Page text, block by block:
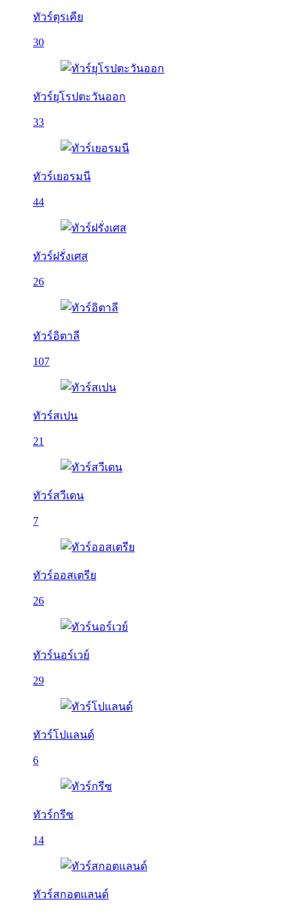
ทัวร์ตุรเคีย
30
ทัวร์ยุโรปตะวันออก
33
ทัวร์เยอรมนี
44
ทัวร์ฝรั่งเศส
26
ทัวร์อิตาลี
107
ทัวร์สเปน
21
ทัวร์สวีเดน
7
ทัวร์ออสเตรีย
26
ทัวร์นอร์เวย์
29
ทัวร์โปแลนด์
6
ทัวร์กรีซ
14
ทัวร์สกอตแลนด์